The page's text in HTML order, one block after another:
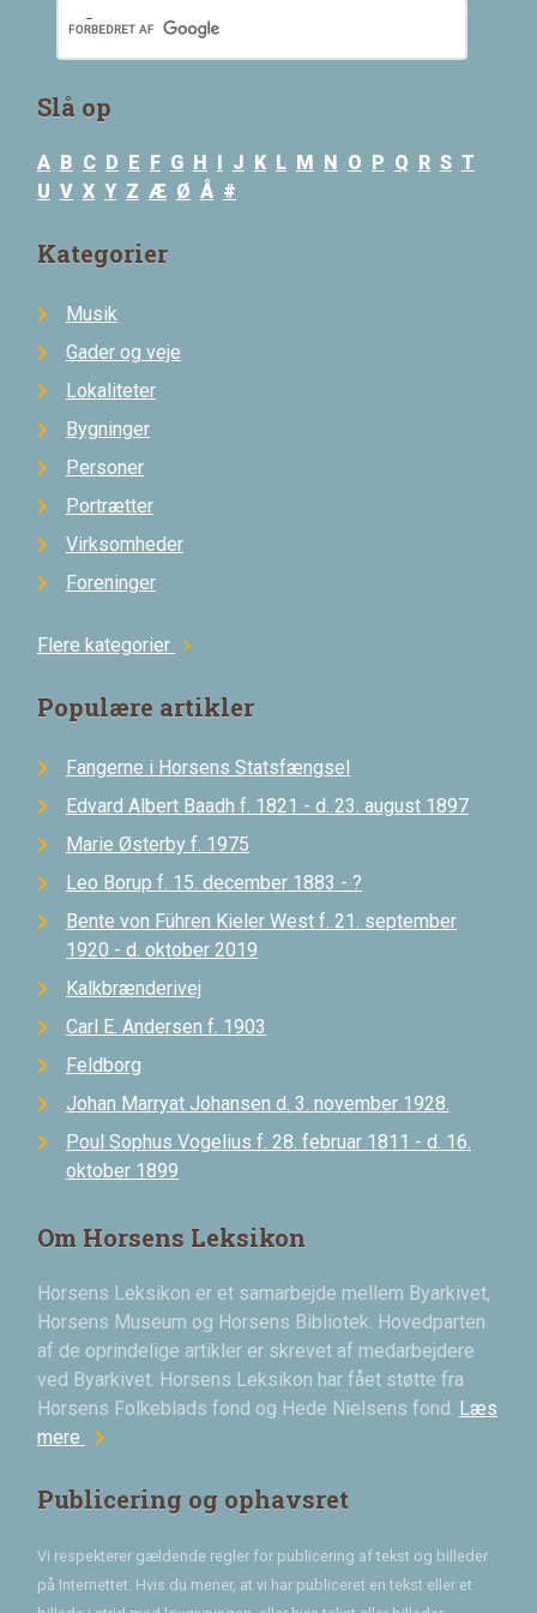
Slå op
A B C D E F G H I J K L M N O P Q R S T
U V X Y Z Æ Ø Å #
Kategorier
Musik
Gader og veje
Lokaliteter
Bygninger
Personer
Portrætter
Virksomheder
Foreninger
Flere kategorier chevron_right
Populære artikler
Fangerne i Horsens Statsfængsel
Edvard Albert Baadh f. 1821 - d. 23. august 1897
Marie Østerby f. 1975
Leo Borup f. 15. december 1883 - ?
Bente von Führen Kieler West f. 21. september
1920 - d. oktober 2019
Kalkbrænderivej
Carl E. Andersen f. 1903
Feldborg
Johan Marryat Johansen d. 3. november 1928.
Poul Sophus Vogelius f. 28. februar 1811 - d. 16.
oktober 1899
Om Horsens Leksikon
Horsens Leksikon er et samarbejde mellem Byarkivet,
Horsens Museum og Horsens Bibliotek. Hovedparten
af de oprindelige artikler er skrevet af medarbejdere
ved Byarkivet. Horsens Leksikon har fået støtte fra
Horsens Folkeblads fond og Hede Nielsens fond. Læs
mere chevron_right
Publicering og ophavsret
Vi respekterer gældende regler for publicering af tekst og billeder
på Internettet. Hvis du mener, at vi har publiceret en tekst eller et